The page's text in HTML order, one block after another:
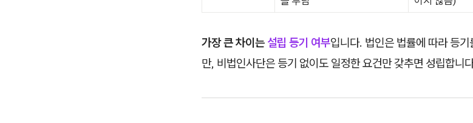
가장 큰 차이는 설립 등기 여부입니다. 법인은 법률에 따라 등
만, 비법인사단은 등기 없이도 일정한 요건만 갖추면 성립합니